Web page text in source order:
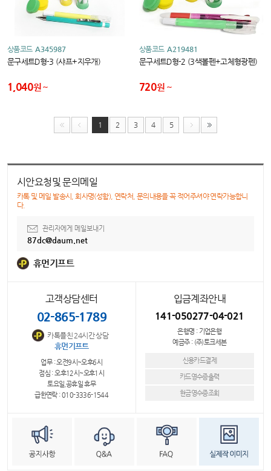
상품코드 A345987
문구세트D형-3 (샤프+지우개)
1,040원
상품코드 A219481
문구세트D형-2 (3색볼펜+고체형광펜)
720원
1 2 3 4 5
시안요청및 문의메일
카톡 및 메일 발송시, 회사명(성함), 연락처, 문의내용을 꼭 적어주셔야 연락가능합니
다.
관리자에게 메일보내기
87dc@daum.net
휴먼기프트
고객상담센터
02-865-1789
카톡플친 24시간 상담
휴먼기프트
업무 : 오전9시~오후6시
점심 : 오후12시~오후1시
토요일,공휴일 휴무
급한연락 : 010-3336-1544
입금계좌안내
141-050277-04-021
은행명 : 기업은행
예금주 : (주)토크세븐
신용카드결제
카드영수증출력
현금영수증조회